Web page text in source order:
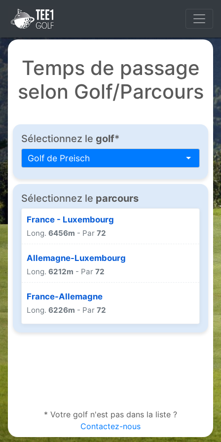
Temps de passage
selon Golf/Parcours
Sélectionnez le golf*
Golf de Preisch
Sélectionnez le parcours
France - Luxembourg
Long. 6456m - Par 72
Allemagne-Luxembourg
Long. 6212m - Par 72
France-Allemagne
Long. 6226m - Par 72
* Votre golf n'est pas dans la liste ?
Contactez-nous